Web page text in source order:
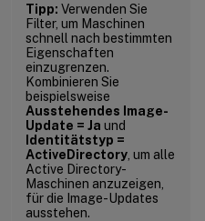
Tipp: Verwenden Sie
Filter, um Maschinen
schnell nach bestimmten
Eigenschaften
einzugrenzen.
Kombinieren Sie
beispielsweise
Ausstehendes Image-
Update = Ja und
Identitätstyp =
ActiveDirectory , um alle
Active Directory-
Maschinen anzuzeigen,
für die Image-Updates
ausstehen.